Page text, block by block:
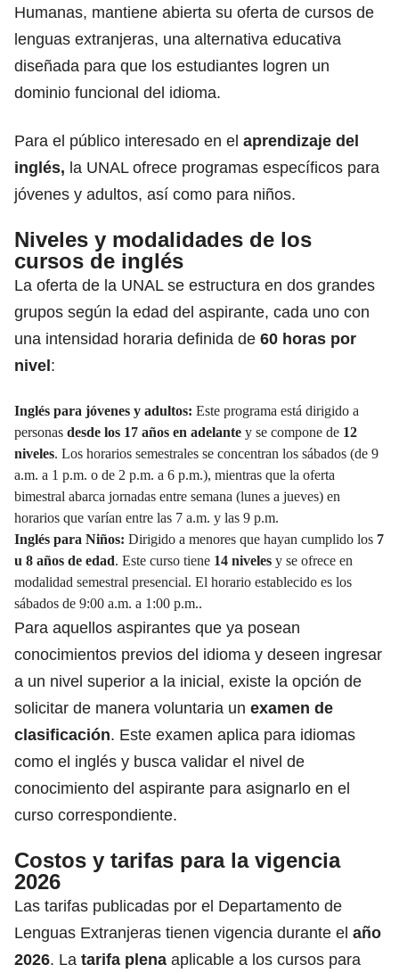
Humanas, mantiene abierta su oferta de cursos de
lenguas extranjeras, una alternativa educativa
diseñada para que los estudiantes logren un
dominio funcional del idioma.
Para el público interesado en el aprendizaje del
inglés, la UNAL ofrece programas específicos para
jóvenes y adultos, así como para niños.
Niveles y modalidades de los
cursos de inglés
La oferta de la UNAL se estructura en dos grandes
grupos según la edad del aspirante, cada uno con
una intensidad horaria definida de 60 horas por
nivel:
Inglés para jóvenes y adultos: Este programa está dirigido a
personas desde los 17 años en adelante y se compone de 12
niveles. Los horarios semestrales se concentran los sábados (de 9
a.m. a 1 p.m. o de 2 p.m. a 6 p.m.), mientras que la oferta
bimestral abarca jornadas entre semana (lunes a jueves) en
horarios que varían entre las 7 a.m. y las 9 p.m.
Inglés para Niños: Dirigido a menores que hayan cumplido los 7
u 8 años de edad. Este curso tiene 14 niveles y se ofrece en
modalidad semestral presencial. El horario establecido es los
sábados de 9:00 a.m. a 1:00 p.m..
Para aquellos aspirantes que ya posean
conocimientos previos del idioma y deseen ingresar
a un nivel superior a la inicial, existe la opción de
solicitar de manera voluntaria un examen de
clasificación. Este examen aplica para idiomas
como el inglés y busca validar el nivel de
conocimiento del aspirante para asignarlo en el
curso correspondiente.
Costos y tarifas para la vigencia
2026
Las tarifas publicadas por el Departamento de
Lenguas Extranjeras tienen vigencia durante el año
2026. La tarifa plena aplicable a los cursos para